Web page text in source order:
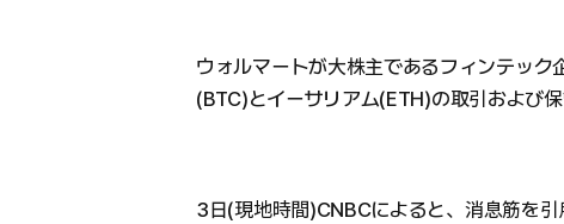
ウォルマートが大株主であるフィンテッ
(BTC)とイーサリアム(ETH)の取引および
3日(現地時間)CNBCによると、消息筋を引